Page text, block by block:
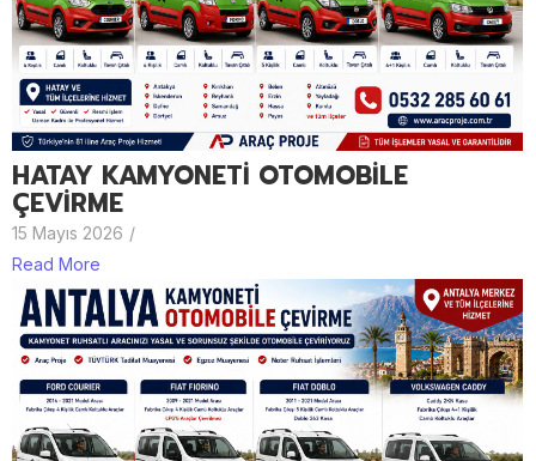
HATAY KAMYONETİ OTOMOBİLE
ÇEVİRME
15 Mayıs 2026 /
Read More